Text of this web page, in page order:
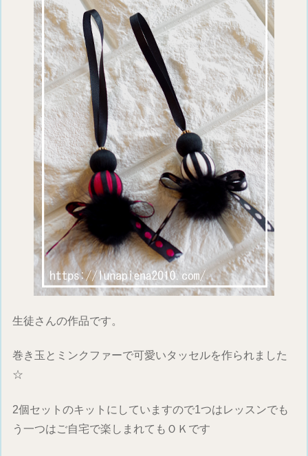
生徒さんの作品です。
巻き玉とミンクファーで可愛いタッセルを作られました
☆
2個セットのキットにしていますので1つはレッスンでも
う一つはご自宅で楽しまれてもＯＫです